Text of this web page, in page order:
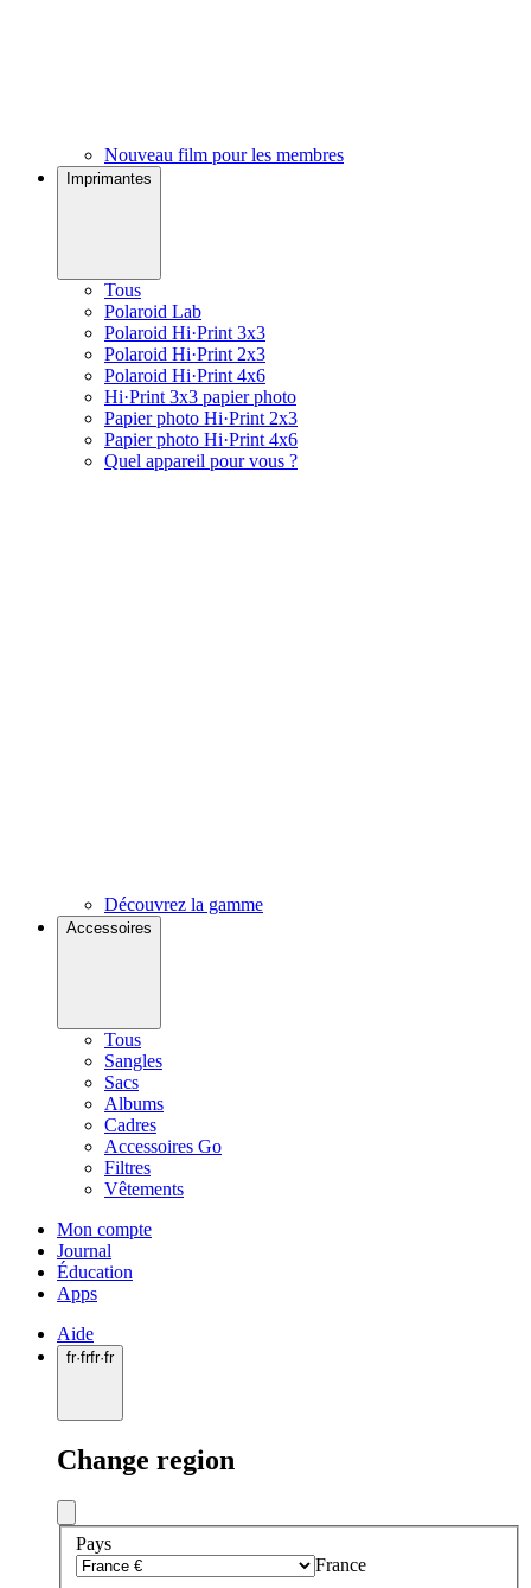
Nouveau film pour les membres
Imprimantes
Tous
Polaroid Lab
Polaroid Hi·Print 3x3
Polaroid Hi·Print 2x3
Polaroid Hi·Print 4x6
Hi·Print 3x3 papier photo
Papier photo Hi·Print 2x3
Papier photo Hi·Print 4x6
Quel appareil pour vous ?
Découvrez la gamme
Accessoires
Tous
Sangles
Sacs
Albums
Cadres
Accessoires Go
Filtres
Vêtements
Mon compte
Journal
Éducation
Apps
Aide
fr·frfr·fr
Change region
Pays
France